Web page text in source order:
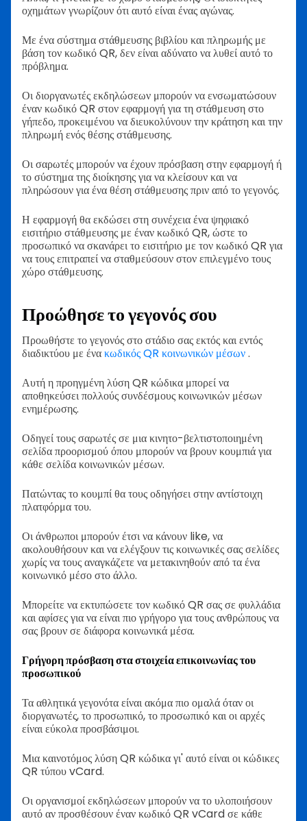
οχημάτων γνωρίζουν ότι αυτό είναι ένας αγώνας.
Με ένα σύστημα στάθμευσης βιβλίου και πληρωμής με
βάση τον κωδικό QR, δεν είναι αδύνατο να λυθεί αυτό το
πρόβλημα.
Οι διοργανωτές εκδηλώσεων μπορούν να ενσωματώσουν
έναν κωδικό QR στον εφαρμογή για τη στάθμευση στο
γήπεδο, προκειμένου να διευκολύνουν την κράτηση και την
πληρωμή ενός θέσης στάθμευσης.
Οι σαρωτές μπορούν να έχουν πρόσβαση στην εφαρμογή ή
το σύστημα της διοίκησης για να κλείσουν και να
πληρώσουν για ένα θέση στάθμευσης πριν από το γεγονός.
Η εφαρμογή θα εκδώσει στη συνέχεια ένα ψηφιακό
εισιτήριο στάθμευσης με έναν κωδικό QR, ώστε το
προσωπικό να σκανάρει το εισιτήριο με τον κωδικό QR για
να τους επιτραπεί να σταθμεύσουν στον επιλεγμένο τους
χώρο στάθμευσης.
Προώθησε το γεγονός σου
Προωθήστε το γεγονός στο στάδιο σας εκτός και εντός
διαδικτύου με ένακωδικός QR κοινωνικών μέσων.
Αυτή η προηγμένη λύση QR κώδικα μπορεί να
αποθηκεύσει πολλούς συνδέσμους κοινωνικών μέσων
ενημέρωσης.
Οδηγεί τους σαρωτές σε μια κινητο-βελτιστοποιημένη
σελίδα προορισμού όπου μπορούν να βρουν κουμπιά για
κάθε σελίδα κοινωνικών μέσων.
Πατώντας το κουμπί θα τους οδηγήσει στην αντίστοιχη
πλατφόρμα του.
Οι άνθρωποι μπορούν έτσι να κάνουν like, να
ακολουθήσουν και να ελέγξουν τις κοινωνικές σας σελίδες
χωρίς να τους αναγκάζετε να μετακινηθούν από τα ένα
κοινωνικό μέσο στο άλλο.
Μπορείτε να εκτυπώσετε τον κωδικό QR σας σε φυλλάδια
και αφίσες για να είναι πιο γρήγορο για τους ανθρώπους να
σας βρουν σε διάφορα κοινωνικά μέσα.
Γρήγορη πρόσβαση στα στοιχεία επικοινωνίας του
προσωπικού
Τα αθλητικά γεγονότα είναι ακόμα πιο ομαλά όταν οι
διοργανωτές, το προσωπικό, το προσωπικό και οι αρχές
είναι εύκολα προσβάσιμοι.
Μια καινοτόμος λύση QR κώδικα γι' αυτό είναι οι κώδικες
QR τύπου vCard.
Οι οργανισμοί εκδηλώσεων μπορούν να το υλοποιήσουν
αυτό αν προσθέσουν έναν κωδικό QR vCard σε κάθε